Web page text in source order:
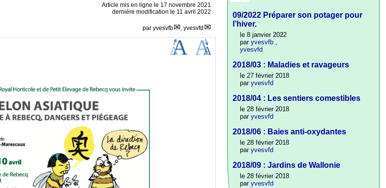
Article mis en ligne le 17 novembre 2021
dernière modification le 11 avril 2022
par yvesvfb , yvesvfd
09/2022 Préparer son potager pour
l’hiver.
le 8 janvier 2022
paryvesvfb ,
yvesvfd
2018/03 : Maladies et ravageurs
le 27 février 2018
paryvesvfd
2018/04 : Les sentiers comestibles
le 28 février 2018
paryvesvfd
2018/06 : Baies anti-oxydantes
le 28 février 2018
paryvesvfd
2018/09 : Jardins de Wallonie
le 28 février 2018
paryvesvfd